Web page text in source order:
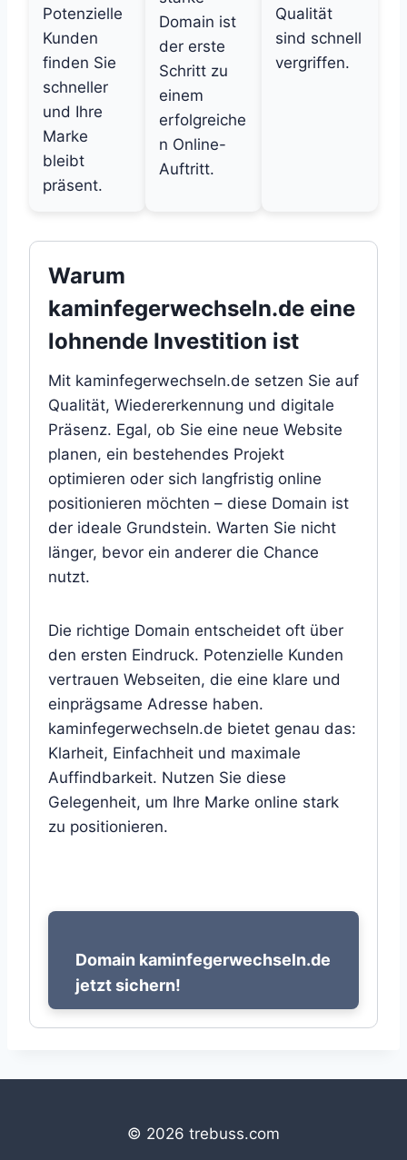
Potenzielle
Kunden
finden Sie
schneller
und Ihre
Marke
bleibt
präsent.
Domain ist
der erste
Schritt zu
einem
erfolgreiche
n Online-
Auftritt.
Qualität
sind schnell
vergriffen.
Warum
kaminfegerwechseln.de eine
lohnende Investition ist
Mit kaminfegerwechseln.de setzen Sie auf
Qualität, Wiedererkennung und digitale
Präsenz. Egal, ob Sie eine neue Website
planen, ein bestehendes Projekt
optimieren oder sich langfristig online
positionieren möchten – diese Domain ist
der ideale Grundstein. Warten Sie nicht
länger, bevor ein anderer die Chance
nutzt.
Die richtige Domain entscheidet oft über
den ersten Eindruck. Potenzielle Kunden
vertrauen Webseiten, die eine klare und
einprägsame Adresse haben.
kaminfegerwechseln.de bietet genau das:
Klarheit, Einfachheit und maximale
Auffindbarkeit. Nutzen Sie diese
Gelegenheit, um Ihre Marke online stark
zu positionieren.
Domain kaminfegerwechseln.de
jetzt sichern!
© 2026 trebuss.com